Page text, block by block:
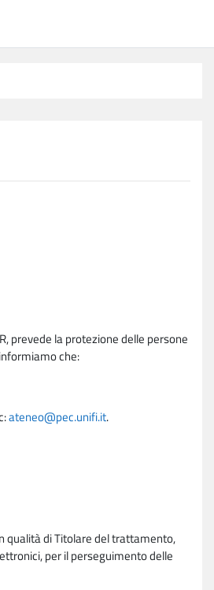
prevede la protezione delle persone
che:
ateneo@pec.unifi.it.
qualità di Titolare del trattamento,
per il perseguimento delle